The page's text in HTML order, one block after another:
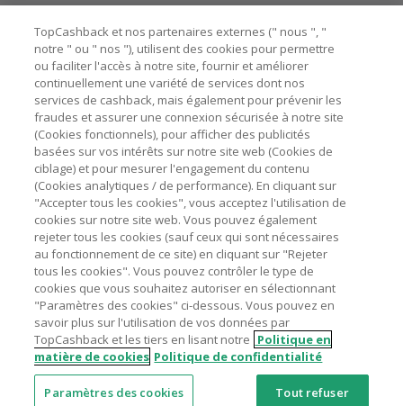
La validité et le montant du cashback sont calculés par les
marchands sur le montant hors TVA/taxes et hors frais de
livraison/d’emballage/de service.
L'utilisation de plugins tels que Honey, AdBlock, uBlock, Pi-
hole et VPN peut bloquer le suivi de votre commande.
Pour chaque nouvelle transaction, il faut revenir sur
TopCashback et cliquer sur le bouton rose de cashback
pour accéder au site marchand et faire votre achat.
Assurez-vous que le lien TopCashback est le dernier lien
utilisé pour visiter le site marchand avant de finaliser votre
achat.
Tout compte impliqué dans des commandes ou activités
frauduleuses pour manipuler le système de cashback sera
clôturé et leur cashback confisqué.
Astuces pour économiser
A propos de
Contactez-nous
Mentions légales
Nos sites UK US CN JP DE AU
TopCashback et nos partenaires externes (" nous ", "
notre " ou " nos "), utilisent des cookies pour permettre
ou faciliter l'accès à notre site, fournir et améliorer
continuellement une variété de services dont nos
services de cashback, mais également pour prévenir les
fraudes et assurer une connexion sécurisée à notre site
(Cookies fonctionnels), pour afficher des publicités
basées sur vos intérêts sur notre site web (Cookies de
ciblage) et pour mesurer l'engagement du contenu
(Cookies analytiques / de performance). En cliquant sur
"Accepter tous les cookies", vous acceptez l'utilisation de
cookies sur notre site web. Vous pouvez également
rejeter tous les cookies (sauf ceux qui sont nécessaires
au fonctionnement de ce site) en cliquant sur "Rejeter
tous les cookies". Vous pouvez contrôler le type de
cookies que vous souhaitez autoriser en sélectionnant
"Paramètres des cookies" ci-dessous. Vous pouvez en
savoir plus sur l'utilisation de vos données par
TopCashback et les tiers en lisant notre Politique en
matière de cookies Politique de confidentialité
Paramètres des cookies Tout refuser